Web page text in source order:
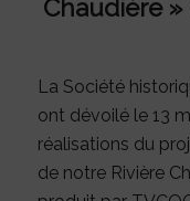
Chaudière
La Société
ont dévoilé le 13
réalisations du
de notre Rivière